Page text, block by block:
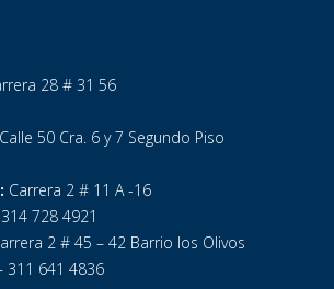
28 # 31 56
Calle 50 Cra. 6 y 7 Segundo Piso
Carrera 2 # 11 A -16
728 4921
2 # 45 – 42 Barrio los Olivos
311 641 4836